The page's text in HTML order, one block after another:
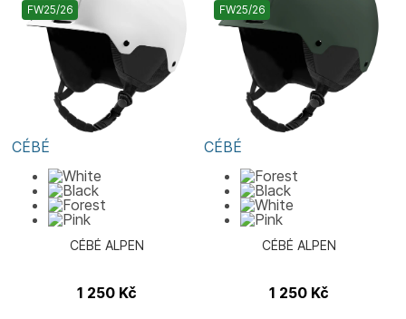
FW25/26
CÉBÉ
CÉBÉ ALPEN
1 250 Kč
FW25/26
CÉBÉ
CÉBÉ ALPEN
1 250 Kč